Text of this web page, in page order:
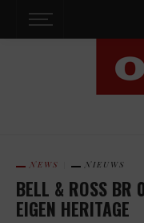
NEWS NIEUWS
BELL & ROSS BR
EIGEN HERITAGE